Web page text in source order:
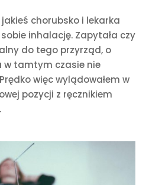
jakieś chorubsko i lekarka
inhalację. Zapytała czy
do tego przyrząd, o
w tamtym czasie nie
więc wylądowałem w
pozycji z ręcznikiem